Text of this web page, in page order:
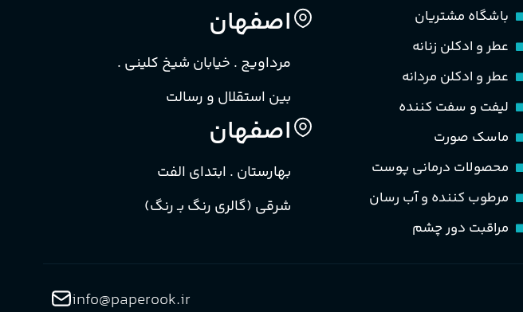
باشگاه مشتریان
عطر و ادکلن زنانه
عطر و ادکلن مردانه
لیفت و سفت کننده
ماسک صورت
محصولات درمانی پوست
مرطوب کننده و آب رسان
مراقبت دور چشم
اصفهان
مرداویج . خیابان شیخ کلینی .
بین استقلال و رسالت
اصفهان
بهارستان . ابتدای الفت
شرقی (گالری رنگ بـ رنگ)
info@paperook.ir